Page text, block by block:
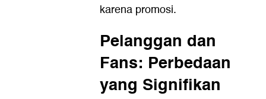
karena promosi.
Pelanggan dan
Fans: Perbedaan
yang Signifikan